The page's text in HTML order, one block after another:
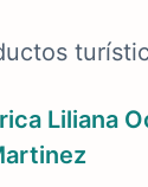
Liliana